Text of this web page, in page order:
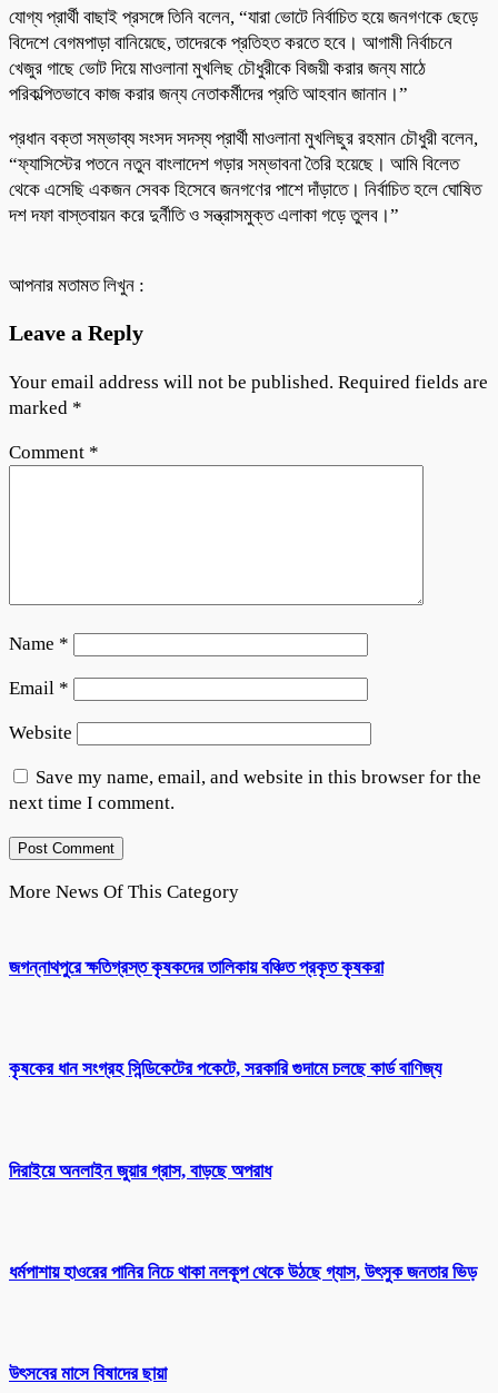
যোগ্য প্রার্থী বাছাই প্রসঙ্গে তিনি বলেন, “যারা ভোটে নির্বাচিত হয়ে জনগণকে ছেড়ে
বিদেশে বেগমপাড়া বানিয়েছে, তাদেরকে প্রতিহত করতে হবে। আগামী নির্বাচনে
খেজুর গাছে ভোট দিয়ে মাওলানা মুখলিছ চৌধুরীকে বিজয়ী করার জন্য মাঠে
পরিকল্পিতভাবে কাজ করার জন্য নেতাকর্মীদের প্রতি আহবান জানান।”
প্রধান বক্তা সম্ভাব্য সংসদ সদস্য প্রার্থী মাওলানা মুখলিছুর রহমান চৌধুরী বলেন,
“ফ্যাসিস্টের পতনে নতুন বাংলাদেশ গড়ার সম্ভাবনা তৈরি হয়েছে। আমি বিলেত
থেকে এসেছি একজন সেবক হিসেবে জনগণের পাশে দাঁড়াতে। নির্বাচিত হলে ঘোষিত
দশ দফা বাস্তবায়ন করে দুর্নীতি ও সন্ত্রাসমুক্ত এলাকা গড়ে তুলব।”
আপনার মতামত লিখুন :
Leave a Reply
Your email address will not be published. Required fields are
marked *
Comment *
Name *
Email *
Website
Save my name, email, and website in this browser for the
next time I comment.
More News Of This Category
জগন্নাথপুরে ক্ষতিগ্রস্ত কৃষকদের তালিকায় বঞ্চিত প্রকৃত কৃষকরা
কৃষকের ধান সংগ্রহ সিন্ডিকেটের পকেটে, সরকারি গুদামে চলছে কার্ড বাণিজ্য
দিরাইয়ে অনলাইন জুয়ার গ্রাস, বাড়ছে অপরাধ
ধর্মপাশায় হাওরের পানির নিচে থাকা নলকূপ থেকে উঠছে গ্যাস, উৎসুক জনতার ভিড়
উৎসবের মাসে বিষাদের ছায়া